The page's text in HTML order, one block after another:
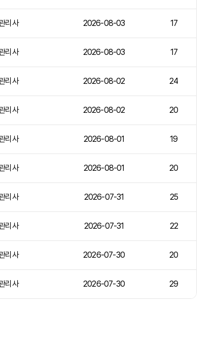
리사 2026-08-03 17
리사 2026-08-03 17
리사 2026-08-02 24
리사 2026-08-02 20
리사 2026-08-01 19
리사 2026-08-01 20
리사 2026-07-31 25
리사 2026-07-31 22
리사 2026-07-30 20
리사 2026-07-30 29